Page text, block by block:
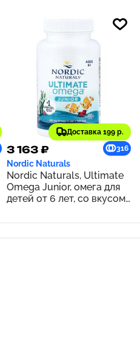
Доставка 199 р.
3 163 ₽ 316
Nordic Naturals
Nordic Naturals, Ultimate
Omega Junior, омега для
детей от 6 лет, со вкусом
мини-капсул (340 мг в 1